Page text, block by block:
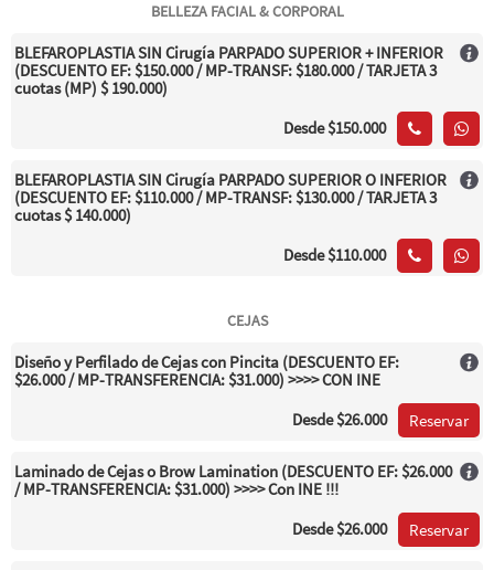
BELLEZA FACIAL & CORPORAL
BLEFAROPLASTIA SIN Cirugía PARPADO SUPERIOR + INFERIOR
(DESCUENTO EF: $150.000 / MP-TRANSF: $180.000 / TARJETA 3
cuotas (MP) $ 190.000)
Desde$150.000
BLEFAROPLASTIA SIN Cirugía PARPADO SUPERIOR O INFERIOR
(DESCUENTO EF: $110.000 / MP-TRANSF: $130.000 / TARJETA 3
cuotas $ 140.000)
Desde$110.000
CEJAS
Diseño y Perfilado de Cejas con Pincita (DESCUENTO EF:
$26.000 / MP-TRANSFERENCIA: $31.000) >>>> CON INE
Desde$26.000 Reservar
Laminado de Cejas o Brow Lamination (DESCUENTO EF: $26.000
/ MP-TRANSFERENCIA: $31.000) >>>> Con INE !!!
Desde$26.000 Reservar